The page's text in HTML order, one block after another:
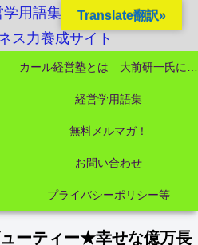
用語集起業独立成功MBA
ス力養成サイト
経営学用語集
無料メルマガ！
お問い合わせ
プライバシーポリシー等
ーティー★幸せな億万長
Translate翻訳»